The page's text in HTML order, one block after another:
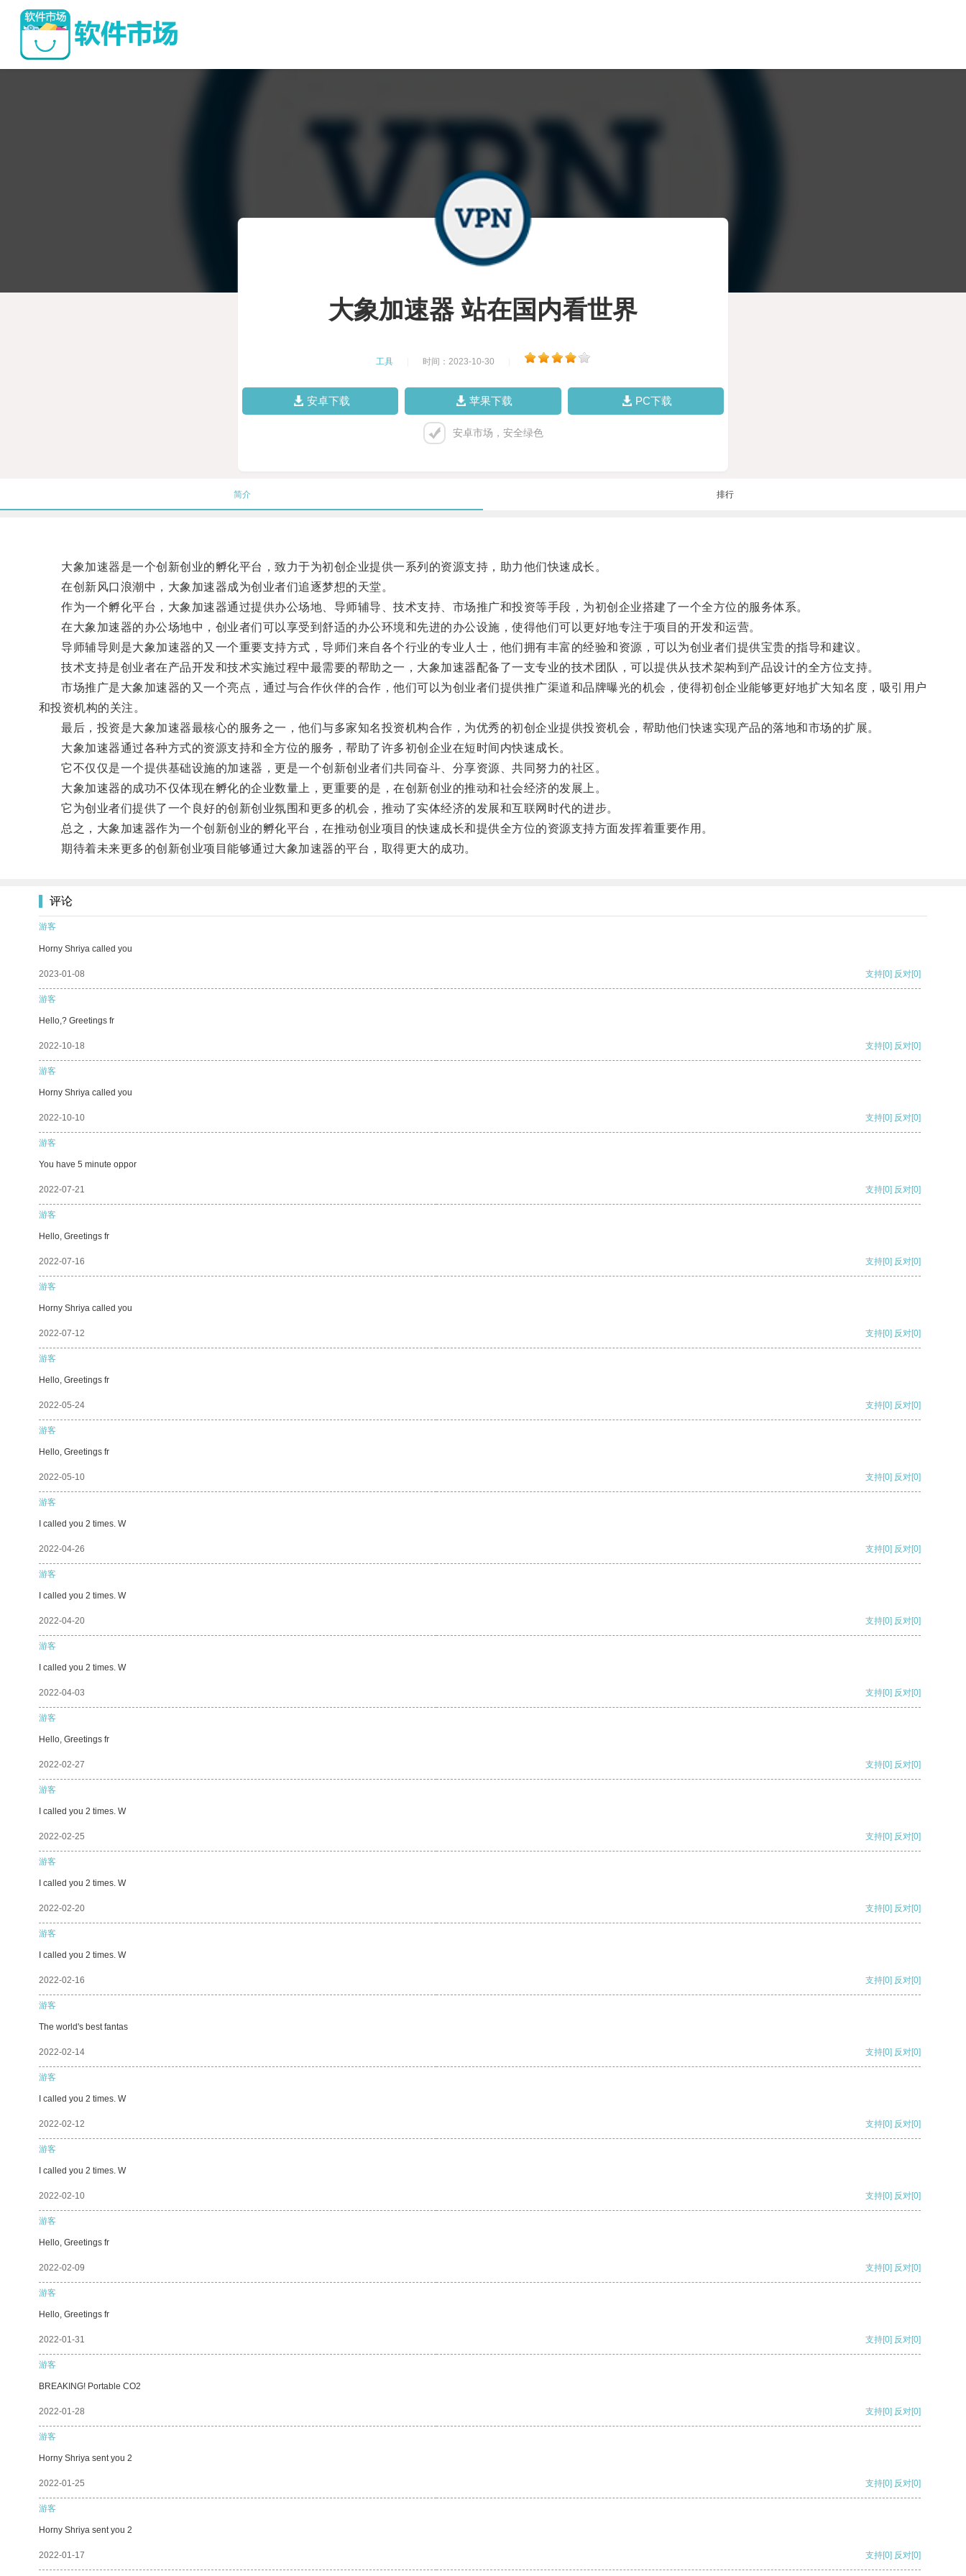
大象加速器 站在国内看世界
工具 时间：2023-10-30
安卓下载 苹果下载 PC下载
安卓市场，安全绿色
简介 排行
大象加速器是一个创新创业的孵化平台，致力于为初创企业提供一系列的资源支持，助力他们快速成长。
在创新风口浪潮中，大象加速器成为创业者们追逐梦想的天堂。
作为一个孵化平台，大象加速器通过提供办公场地、导师辅导、技术支持、市场推广和投资等手段，为初创企业搭建了一个全方位的服务体系。
在大象加速器的办公场地中，创业者们可以享受到舒适的办公环境和先进的办公设施，使得他们可以更好地专注于项目的开发和运营。
导师辅导则是大象加速器的又一个重要支持方式，导师们来自各个行业的专业人士，他们拥有丰富的经验和资源，可以为创业者们提供宝贵的指导和建议。
技术支持是创业者在产品开发和技术实施过程中最需要的帮助之一，大象加速器配备了一支专业的技术团队，可以提供从技术架构到产品设计的全方位支持。
市场推广是大象加速器的又一个亮点，通过与合作伙伴的合作，他们可以为创业者们提供推广渠道和品牌曝光的机会，使得初创企业能够更好地扩大知名度，吸引用户
和投资机构的关注。
最后，投资是大象加速器最核心的服务之一，他们与多家知名投资机构合作，为优秀的初创企业提供投资机会，帮助他们快速实现产品的落地和市场的扩展。
大象加速器通过各种方式的资源支持和全方位的服务，帮助了许多初创企业在短时间内快速成长。
它不仅仅是一个提供基础设施的加速器，更是一个创新创业者们共同奋斗、分享资源、共同努力的社区。
大象加速器的成功不仅体现在孵化的企业数量上，更重要的是，在创新创业的推动和社会经济的发展上。
它为创业者们提供了一个良好的创新创业氛围和更多的机会，推动了实体经济的发展和互联网时代的进步。
总之，大象加速器作为一个创新创业的孵化平台，在推动创业项目的快速成长和提供全方位的资源支持方面发挥着重要作用。
期待着未来更多的创新创业项目能够通过大象加速器的平台，取得更大的成功。
评论
游客
Horny Shriya called you
2023-01-08 支持[0] 反对[0]
游客
Hello,? Greetings fr
2022-10-18 支持[0] 反对[0]
游客
Horny Shriya called you
2022-10-10 支持[0] 反对[0]
游客
You have 5 minute oppor
2022-07-21 支持[0] 反对[0]
游客
Hello, Greetings fr
2022-07-16 支持[0] 反对[0]
游客
Horny Shriya called you
2022-07-12 支持[0] 反对[0]
游客
Hello, Greetings fr
2022-05-24 支持[0] 反对[0]
游客
Hello, Greetings fr
2022-05-10 支持[0] 反对[0]
游客
I called you 2 times. W
2022-04-26 支持[0] 反对[0]
游客
I called you 2 times. W
2022-04-20 支持[0] 反对[0]
游客
I called you 2 times. W
2022-04-03 支持[0] 反对[0]
游客
Hello, Greetings fr
2022-02-27 支持[0] 反对[0]
游客
I called you 2 times. W
2022-02-25 支持[0] 反对[0]
游客
I called you 2 times. W
2022-02-20 支持[0] 反对[0]
游客
I called you 2 times. W
2022-02-16 支持[0] 反对[0]
游客
The world's best fantas
2022-02-14 支持[0] 反对[0]
游客
I called you 2 times. W
2022-02-12 支持[0] 反对[0]
游客
I called you 2 times. W
2022-02-10 支持[0] 反对[0]
游客
Hello, Greetings fr
2022-02-09 支持[0] 反对[0]
游客
Hello, Greetings fr
2022-01-31 支持[0] 反对[0]
游客
BREAKING! Portable CO2
2022-01-28 支持[0] 反对[0]
游客
Horny Shriya sent you 2
2022-01-25 支持[0] 反对[0]
游客
Horny Shriya sent you 2
2022-01-17 支持[0] 反对[0]